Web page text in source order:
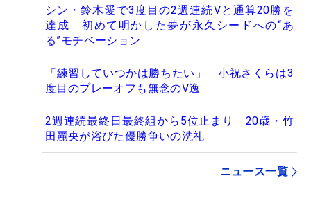
シン・鈴木愛で3度目の2週連続Vと通算20勝を
達成 初めて明かした夢が永久シードへの“あ
る”モチベーション
「練習していつかは勝ちたい」 小祝さくらは3
度目のプレーオフも無念のV逸
2週連続最終日最終組から5位止まり 20歳・竹
田麗央が浴びた優勝争いの洗礼
ニュース一覧